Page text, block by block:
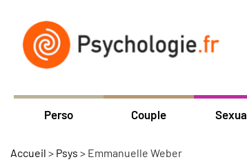
Perso Couple
Accueil > Psys > Emmanuelle Weber